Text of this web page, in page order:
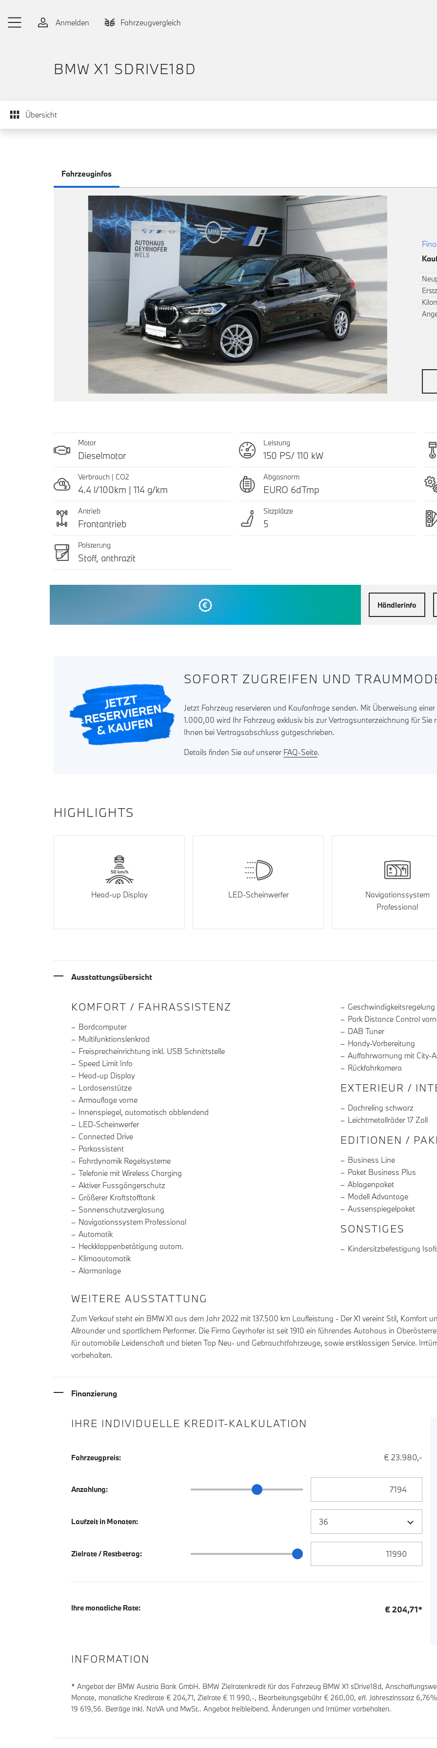
Anmelden
Fahrzeugvergleich
BMW X1 SDRIVE18D
Übersicht
Fahrzeuginfos
Motor
Dieselmotor
Leistung
150 PS/ 110 kW
Verbrauch | CO2
4.4 l/100km | 114 g/km
Abgasnorm
EURO 6dTmp
Antrieb
Frontantrieb
Sitzplätze
5
Polsterung
Stoff, anthrazit
Händlerinfo
SOFORT ZUGREIFEN UND
Jetzt Fahrzeug reservieren und Kaufanfrage senden. Mit Überweisung
1.000,00 wird Ihr Fahrzeug exklusiv bis zur Vertragsunterzeichnung für Sie
Ihnen bei Vertragsabschluss gutgeschrieben.
Details finden Sie auf unserer FAQ-Seite.
HIGHLIGHTS
Head-up Display LED-Scheinwerfer
Navigationssystem
Professional
Ausstattungsübersicht
INFORMATIONEN ÜBER DIE AUSSTATTUNG
KOMFORT / FAHRASSISTENZ
Bordcomputer
Multifunktionslenkrad
Freisprecheinrichtung inkl. USB Schnittstelle
Speed Limit Info
Head-up Display
Lordosenstütze
Armauflage vorne
Innenspiegel, automatisch abblendend
LED-Scheinwerfer
Connected Drive
Parkassistent
Fahrdynamik Regelsysteme
Telefonie mit Wireless Charging
Aktiver Fussgängerschutz
Größerer Kraftstofftank
Sonnenschutzverglasung
Navigationssystem Professional
Automatik
Heckklappenbetätigung autom.
Klimaautomatik
Alarmanlage
Geschwindigkeitsregelung
Park Distance Control
DAB Tuner
Handy-Vorbereitung
Auffahrwarnung mit City-
Rückfahrkamera
EXTERIEUR /
Dachreling schwarz
Leichtmetallräder 17 Zoll
EDITIONEN /
Business Line
Paket Business Plus
Ablagenpaket
Modell Advantage
Aussenspiegelpaket
SONSTIGES
Kindersitzbefestigung
WEITERE AUSSTATTUNG
Zum Verkauf steht ein BMW X1 aus dem Jahr 2022 mit 137.500 km Laufleistung - Der X1 vereint Stil, Komfort
Allrounder und sportlichem Performer. Die Firma Geyrhofer ist seit 1910 ein führendes Autohaus in
für automobile Leidenschaft und bieten Top Neu- und Gebrauchtfahrzeuge, sowie erstklassigen Service.
vorbehalten.
Finanzierung
IHRE INDIVIDUELLE KREDIT-KALKULATION
Fahrzeugpreis: € 23.980,-
Anzahlung: Anzahlung Schieberegler
Laufzeit in Monaten:
Zielrate / Restbetrag: Zielrate / Restbetrag Schieberegler
Ihre monatliche Rate: €204,71*
INFORMATION
* Angebot der BMW Austria Bank GmbH. BMW Zielratenkredit für das Fahrzeug BMW X1 sDrive18d,
Monate, monatliche Kreditrate € 204,71, Zielrate € 11 990,-, Bearbeitungsgebühr € 260,00, eff. Jahreszinssatz 6,76
19 619,56. Beträge inkl. NoVA und MwSt.. Angebot freibleibend. Änderungen und Irrtümer vorbehalten.